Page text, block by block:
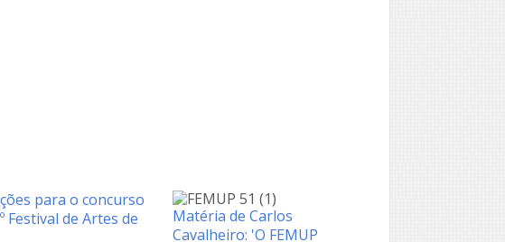
para o concurso
Festival de Artes de
Matéria de Carlos
Cavalheiro: 'O FEMUP